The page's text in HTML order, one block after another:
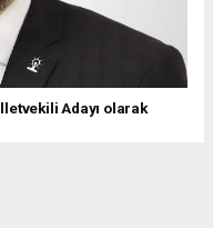
Adayı olarak